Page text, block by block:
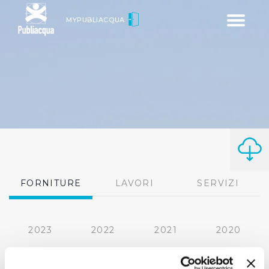
Toggle
MYPUBLIACQUA
FORNITURE LAVORI SERVIZI
2023 2022 2021 2020
2016